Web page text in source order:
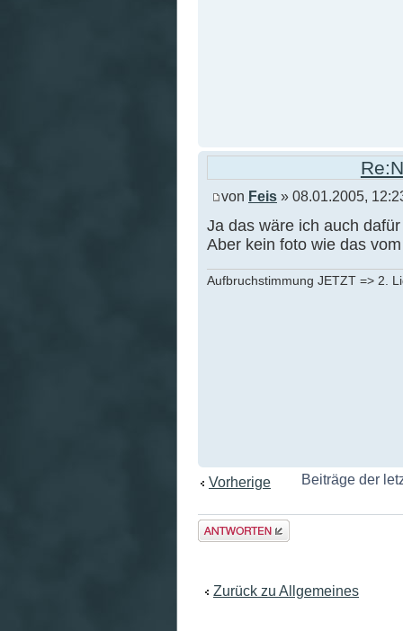
von Feis » 08.01.2005,
Ja das wäre ich auch
Aber kein foto wie das
Aufbruchstimmung JETZT => 2.
Vorherige Beiträge der
Antwort
erstellen
Zurück zu Allgemeines